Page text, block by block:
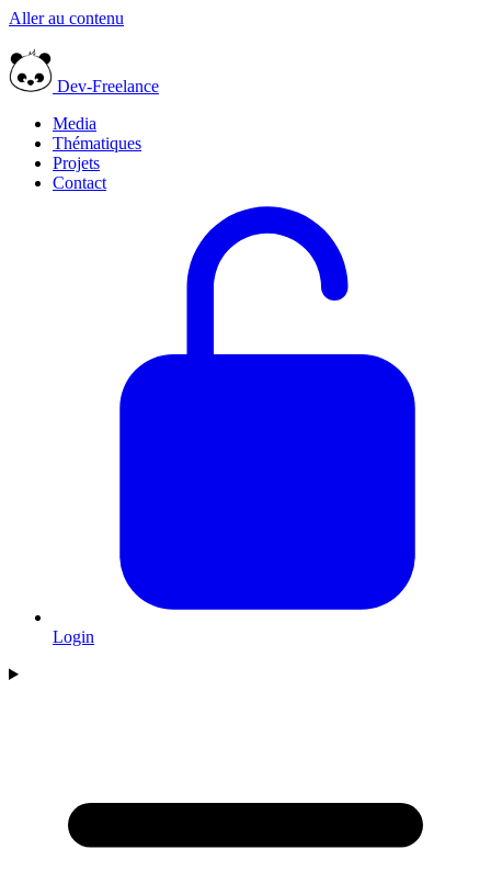
Aller au contenu
Dev-Freelance
Media
Thématiques
Projets
Contact
Login